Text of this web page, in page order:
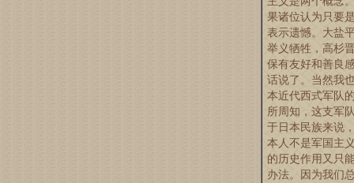
果诸位认为只要
表示遗憾。大盐
举义牺牲，高杉
保有友好和善良
话说了。当然我
本近代西式军队
所周知，这支军
于日本民族来说
本人不是军国主
的历史作用又只
办法。因为我们